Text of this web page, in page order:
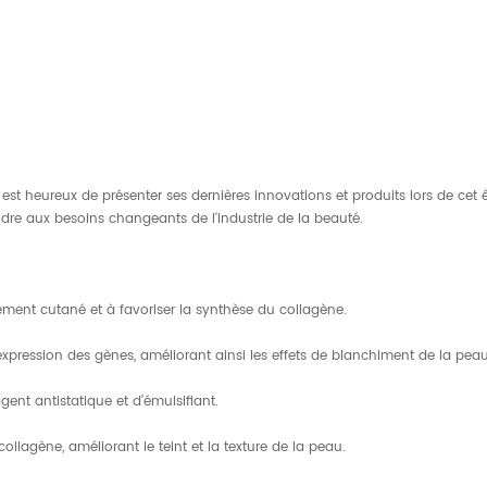
heureux de présenter ses dernières innovations et produits lors de
aux besoins changeants de l'industrie de la beauté.
cutané et à favoriser la synthèse du collagène.
des gènes, améliorant ainsi les effets de blanchiment de la
antistatique et d'émulsifiant.
améliorant le teint et la texture de la peau.